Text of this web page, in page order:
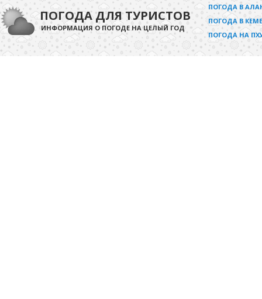
ПОГОДА ДЛЯ ТУРИСТОВ
ИНФОРМАЦИЯ О ПОГОДЕ НА ЦЕЛЫЙ ГОД
ПОГОДА В
ПОГОДА В
ПОГОДА НА